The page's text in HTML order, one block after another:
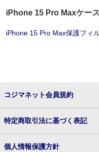
iPhone 15 Pro Maxケー
iPhone 15 Pro Max保護フィ
コジマネット会員規約
特定商取引法に基づく表記
個人情報保護方針